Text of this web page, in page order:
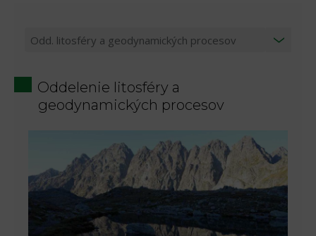
Oddelenie litosféry a
geodynamických procesov